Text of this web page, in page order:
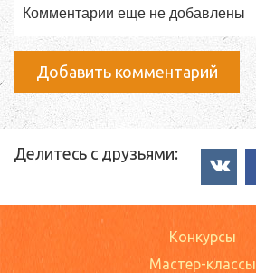
Комментарии еще не добавлены
Добавить комментарий
Делитесь с друзьями:
Конкурсы
Мастер-классы